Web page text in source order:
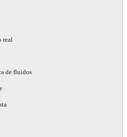
real
de fluidos